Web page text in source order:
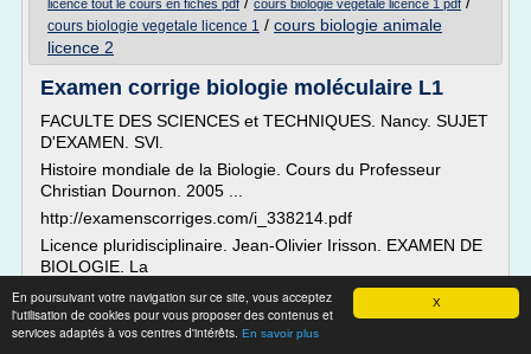
X
En poursuivant votre navigation sur ce site, vous acceptez
l'utilisation de cookies pour vous proposer des contenus et
services adaptés à vos centres d'intérêts. En savoir plus
licence tout le cours en fiches pdf
cours biologie vegetale licence 1 pdf
cours biologie vegetale licence 1 / cours biologie animale
licence 2
Examen corrige biologie moléculaire L1
FACULTE DES SCIENCES et TECHNIQUES. Nancy. SUJET
D'EXAMEN. SVl.
Histoire mondiale de la Biologie. Cours du Professeur
Christian Dournon. 2005 ...
http://examenscorriges.com/i_338214.pdf
Licence pluridisciplinaire. Jean-Olivier Irisson. EXAMEN DE
BIOLOGIE. La
concision, la qualité de l'expression et de l'orthographe des
réponses seront ...
http://examenscorriges.com/i_405183.pdf